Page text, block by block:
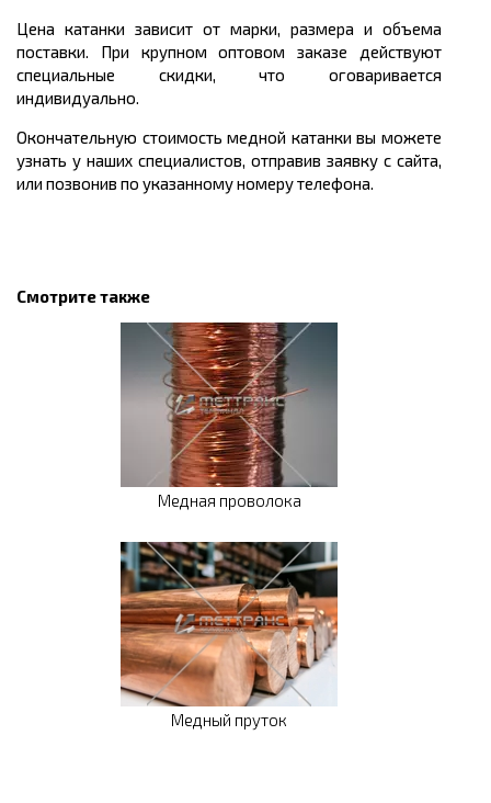
Цена катанки зависит от марки, размера и объема
поставки. При крупном оптовом заказе действуют
специальные скидки, что оговаривается
индивидуально.
Окончательную стоимость медной катанки вы можете
узнать у наших специалистов, отправив заявку с сайта,
или позвонив по указанному номеру телефона.
Смотрите также
Медная проволока
Медный пруток